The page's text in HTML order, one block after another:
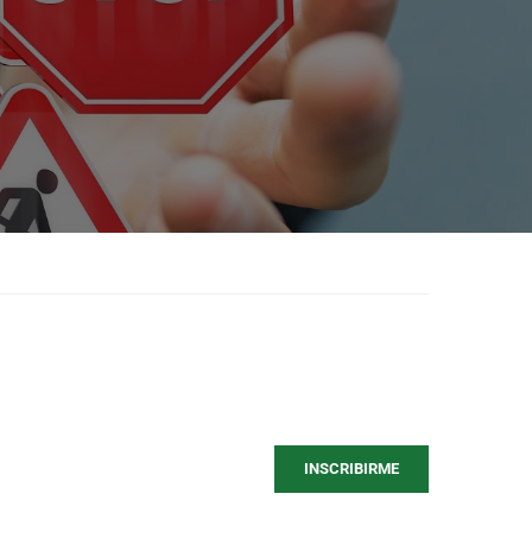
INSCRIBIRME